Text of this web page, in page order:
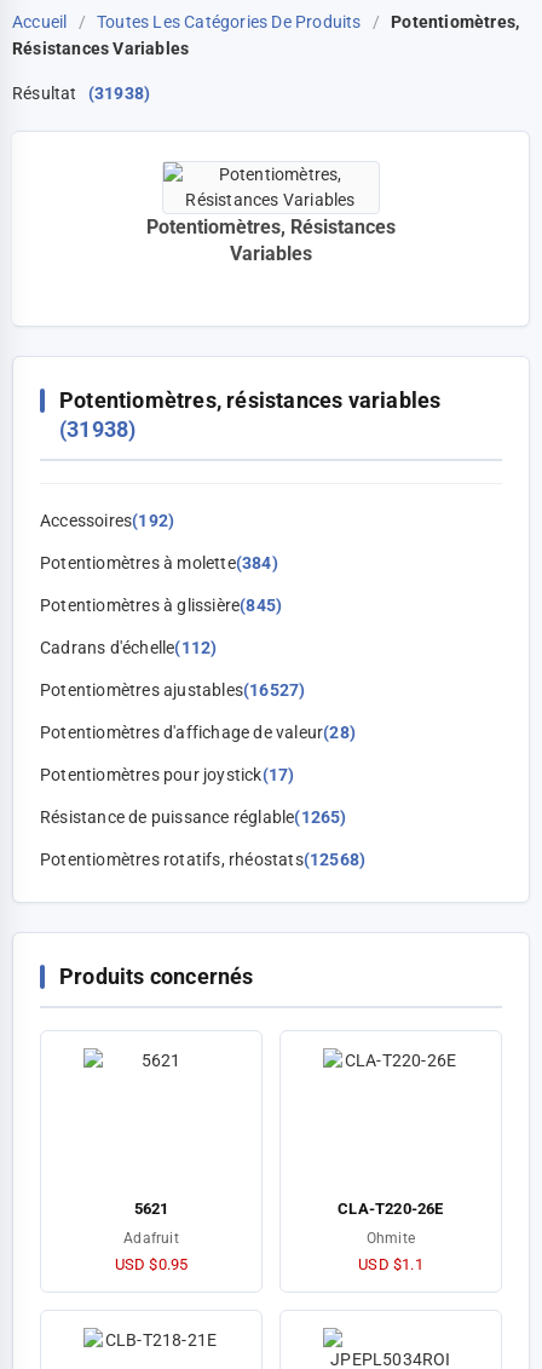
Accueil / Toutes Les Catégories De Produits /
Potentiomètres,
Résistances Variables
Résultat (31938)
Potentiomètres, Résistances
Variables
Potentiomètres, résistances variables
(31938)
Accessoires(192)
Potentiomètres à molette(384)
Potentiomètres à glissière(845)
Cadrans d'échelle(112)
Potentiomètres ajustables(16527)
Potentiomètres d'affichage de valeur(28)
Potentiomètres pour joystick(17)
Résistance de puissance réglable(1265)
Potentiomètres rotatifs, rhéostats(12568)
Produits concernés
5621
Adafruit
USD $0.95
CLA-T220-26E
Ohmite
USD $1.1